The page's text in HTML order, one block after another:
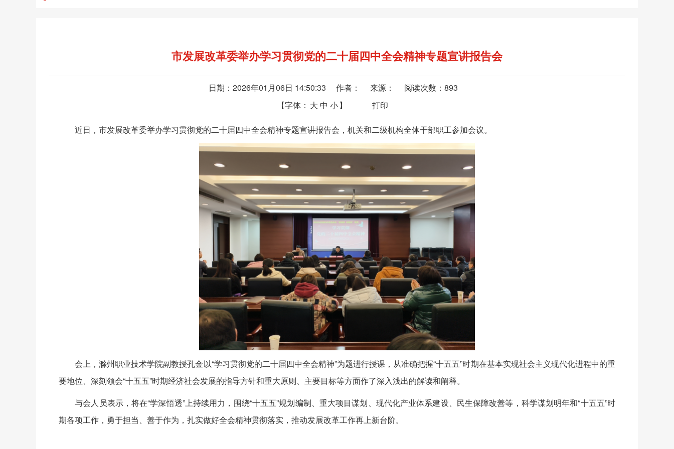
市发展改革委举办学习贯彻党的二十届四中全会精神专题宣讲报告会
日期：2026年01月06日 14:50:33 作者： 来源： 阅读次数： 893
【字体： 大 中 小】 打印
近日，市发展改革委举办学习贯彻党的二十届四中全会精神专题宣讲报告会，机关和二级机构全体干部职工参加会议。
会上，滁州职业技术学院副教授孔金以“学习贯彻党的二十届四中全会精神”为题进行授课，从准确把握“十五五”时期在基本实现社会主义现代化进程中的重
要地位、深刻领会“十五五”时期经济社会发展的指导方针和重大原则、主要目标等方面作了深入浅出的解读和阐释。
与会人员表示，将在“学深悟透”上持续用力，围绕“十五五”规划编制、重大项目谋划、现代化产业体系建设、民生保障改善等，科学谋划明年和“十五五”时
期各项工作，勇于担当、善于作为，扎实做好全会精神贯彻落实，推动发展改革工作再上新台阶。